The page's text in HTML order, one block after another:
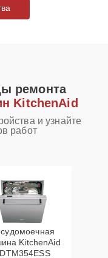
ремонта
KitchenAid
и узнайте
работ
KitchenAid